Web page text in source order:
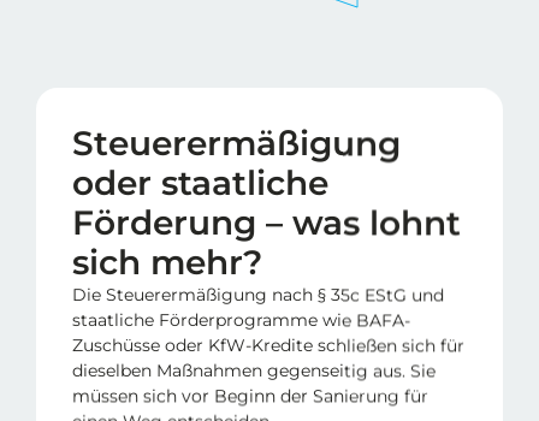
Steuerermäßigung
oder staatliche
Förderung – was lohnt
sich mehr?
Die Steuerermäßigung nach § 35c EStG und
staatliche Förderprogramme wie BAFA-
Zuschüsse oder KfW-Kredite schließen sich für
dieselben Maßnahmen gegenseitig aus. Sie
müssen sich vor Beginn der Sanierung für